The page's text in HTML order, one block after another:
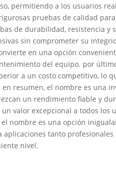
permitiendo a los usuarios
pruebas de calidad
de durabilidad, resistencia y
sin comprometer su
en una opción
del equipo. por
a un costo competitivo, lo
resumen, el nombre es una
un rendimiento fiable y
valor excepcional a todos los
nombre es una opción
tanto
nivel.